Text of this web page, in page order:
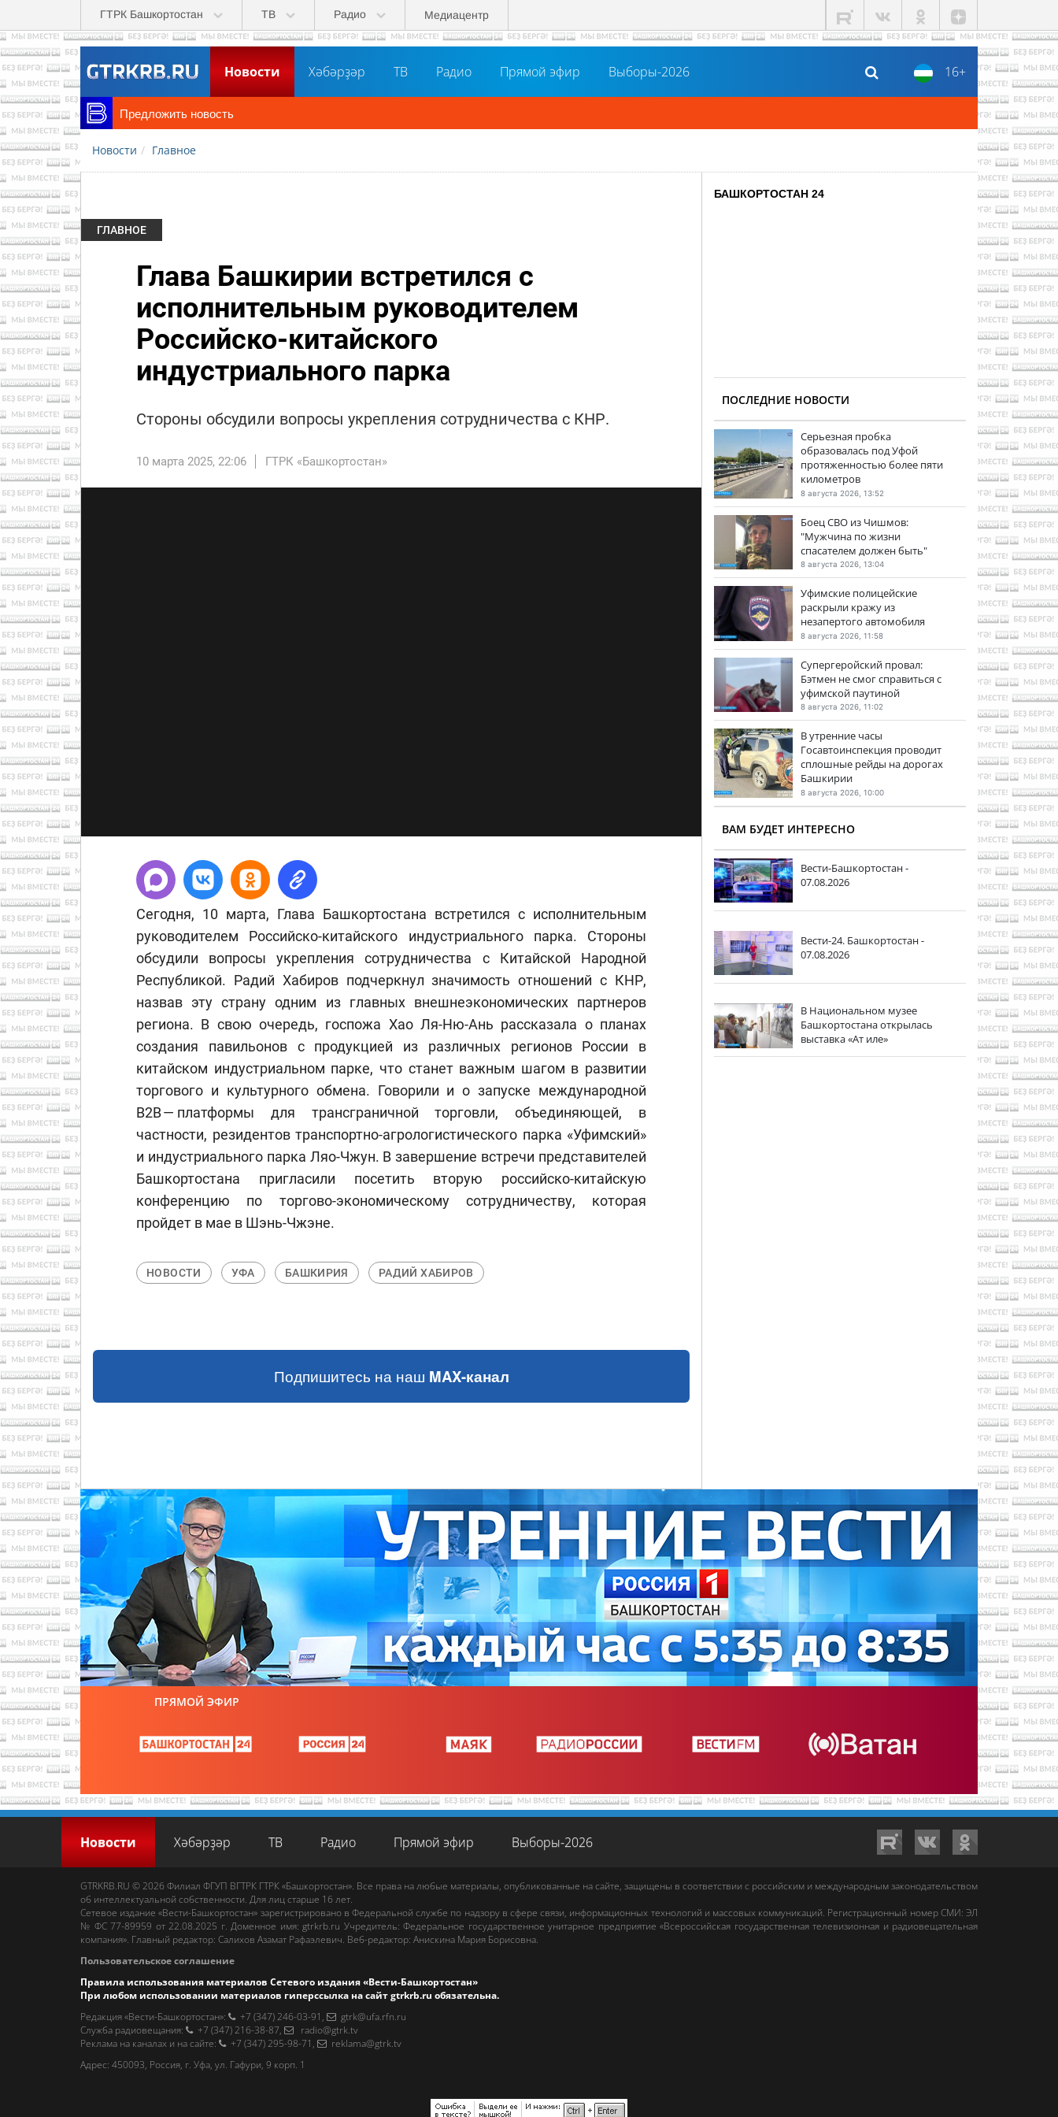
Перейти к основному содержанию
ГТРК Башкортостан ТВ Радио Медиацентр
16+
Новости Хәбәрҙәр ТВ Радио Прямой эфир Выборы-2026
Предложить новость
Новости Главное
ГЛАВНОЕ
Глава Башкирии встретился с
исполнительным руководителем
Российско-китайского
индустриального парка
Стороны обсудили вопросы укрепления сотрудничества с КНР.
10 марта 2025, 22:06 ГТРК «Башкортостан»
Сегодня, 10 марта, Глава Башкортостана встретился с исполнительным
руководителем Российско-китайского индустриального парка. Стороны
обсудили вопросы укрепления сотрудничества с Китайской Народной
Республикой. Радий Хабиров подчеркнул значимость отношений с КНР,
назвав эту страну одним из главных внешнеэкономических партнеров
региона. В свою очередь, госпожа Хао Ля-Ню-Ань рассказала о планах
создания павильонов с продукцией из различных регионов России в
китайском индустриальном парке, что станет важным шагом в развитии
торгового и культурного обмена. Говорили и о запуске международной
B2B — платформы для трансграничной торговли, объединяющей, в
частности, резидентов транспортно-агрологистического парка «Уфимский»
и индустриального парка Ляо-Чжун. В завершение встречи представителей
Башкортостана пригласили посетить вторую российско-китайскую
конференцию по торгово-экономическому сотрудничеству, которая
пройдет в мае в Шэнь-Чжэне.
НОВОСТИ УФА БАШКИРИЯ РАДИЙ ХАБИРОВ
Подпишитесь на наш MAX-канал
БАШКОРТОСТАН 24
ПОСЛЕДНИЕ НОВОСТИ
Серьезная пробка
образовалась под Уфой
протяженностью более пяти
километров
8 августа 2026, 13:52
Боец СВО из Чишмов:
"Мужчина по жизни
спасателем должен быть"
8 августа 2026, 13:04
Уфимские полицейские
раскрыли кражу из
незапертого автомобиля
8 августа 2026, 11:58
Супергеройский провал:
Бэтмен не смог справиться с
уфимской паутиной
8 августа 2026, 11:02
В утренние часы
Госавтоинспекция проводит
сплошные рейды на дорогах
Башкирии
8 августа 2026, 10:00
ВАМ БУДЕТ ИНТЕРЕСНО
Вести-Башкортостан -
07.08.2026
Вести-24. Башкортостан -
07.08.2026
В Национальном музее
Башкортостана открылась
выставка «Ат иле»
ПРЯМОЙ ЭФИР
Новости Хәбәрҙәр ТВ Радио Прямой эфир Выборы-2026
GTRKRB.RU © 2026 Филиал ФГУП ВГТРК ГТРК «Башкортостан». Все права на любые материалы, опубликованные на сайте, защищены в соответствии с российским и международным законодательством
об интеллектуальной собственности. Для лиц старше 16 лет.
Сетевое издание «Вести-Башкортостан» зарегистрировано в Федеральной службе по надзору в сфере связи, информационных технологий и массовых коммуникаций. Регистрационный номер СМИ: ЭЛ
№ ФС 77-89959 от 22.08.2025 г. Доменное имя:gtrkrb.ru Учредитель: Федеральное государственное унитарное предприятие «Всероссийская государственная телевизионная и радиовещательная
компания». Главный редактор: Салихов Азамат Рафаэлевич. Веб-редактор: Анискина Мария Борисовна.
Пользовательское соглашение
Правила использования материалов Сетевого издания «Вести-Башкортостан»
При любом использовании материалов гиперссылка на сайтgtrkrb.ru обязательна.
Редакция «Вести-Башкортостан»: +7 (347) 246-03-91 ,
gtrk@ufa.rfn.ru
Cлужба радиовещания: +7 (347) 216-38-87,
radio@gtrk.tv
Реклама на каналах и на сайте: +7 (347) 295-98-71 ,
reklama@gtrk.tv
Адрес: 450093, Россия, г. Уфа, ул. Гафури, 9 корп. 1